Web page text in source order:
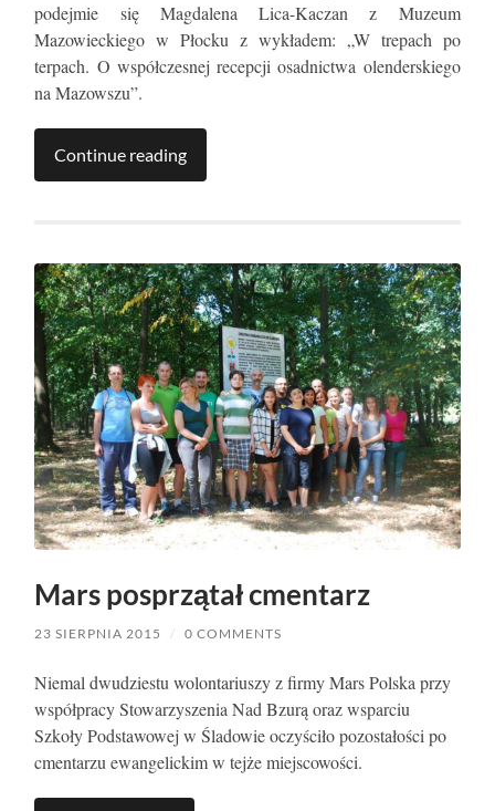
podejmie się Magdalena Lica-Kaczan z Muzeum
Mazowieckiego w Płocku z wykładem: „W trepach po
terpach. O współczesnej recepcji osadnictwa olenderskiego
na Mazowszu”.
Continue reading
Mars posprzątał cmentarz
23 SIERPNIA 2015 / 0 COMMENTS
Niemal dwudziestu wolontariuszy z firmy Mars Polska przy
współpracy Stowarzyszenia Nad Bzurą oraz wsparciu
Szkoły Podstawowej w Śladowie oczyściło pozostałości po
cmentarzu ewangelickim w tejże miejscowości.